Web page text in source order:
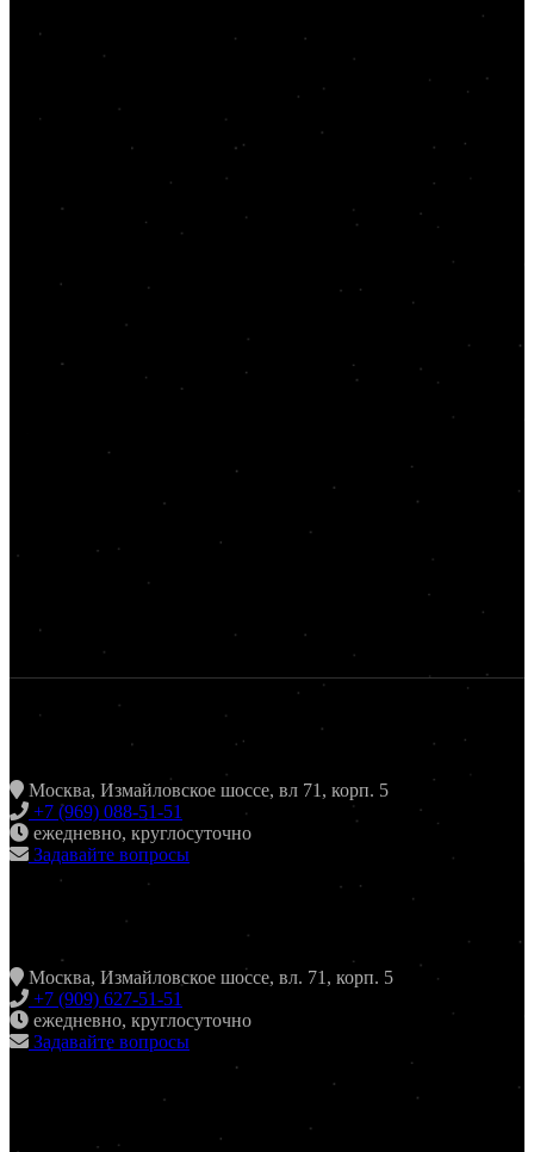
ЖАРИТЬ & ПИТЬ
Москва, Измайловское шоссе, вл 71, корп. 5
+7 (969) 088-51-51
ежедневно, круглосуточно
Задавайте вопросы
ХИНКАЛЬНАЯ24 ИЗМАЙЛОВО
Москва, Измайловское шоссе, вл. 71, корп. 5
+7 (909) 627-51-51
ежедневно, круглосуточно
Задавайте вопросы